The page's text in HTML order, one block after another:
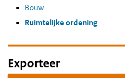
Bouw
Ruimtelijke ordening
Exporteer